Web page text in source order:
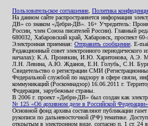
Пользовательское соглашение Политика
На данном сайте распространяется информация
ДВ» со знаком «Дебри-ДВ». 16+ Учредитель:
России, член Союза писателей России). Главный
680032, Хабаровский край, Хабаровск, проспект
Электронная приемная: Отправить сообщение . E-
Редакционный совет электронного
началах): К.А. Пронякин, И.Ю. Харитонова,
Л.Н. Левина, А.Ю. Жданов, Е.Н. Голубь, С.Н.
Свидетельство о регистрации СМИ
Федеральной службой по надзору в сфере связи,
коммуникаций (Роскомнадзор) 16.06.2011 г.
Федерация, зарубежные страны.
В 2006 г. проект «Дебри-ДВ» был создан как
№ 125 «Об архивном деле в Российской Федерации»
Основной фонд архива составляют публикации
рукописи по дальневосточной (РФ) тематике.
открытым в электронном виде, согласно п. 1 ст. 24